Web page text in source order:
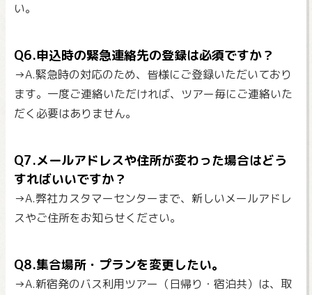
い。
Q6.申込時の緊急連絡先の登録は必須ですか？
→A.緊急時の対応のため、皆様にご登録いただいており
ます。一度ご連絡いただければ、ツアー毎にご連絡いた
だく必要はありません。
Q7.メールアドレスや住所が変わった場合はどう
すればいいですか？
→A.弊社カスタマーセンターまで、新しいメールアドレ
スやご住所をお知らせください。
Q8.集合場所・プランを変更したい。
→A.新宿発のバス利用ツアー（日帰り・宿泊共）は、取